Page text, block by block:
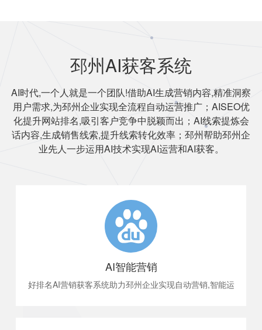
邳州AI获客系统
AI时代,一个人就是一个团队!借助AI生成营销内容,精准洞察
用户需求,为邳州企业实现全流程自动运营推广；AISEO优
化提升网站排名,吸引客户竞争中脱颖而出；AI线索提炼会
话内容,生成销售线索,提升线索转化效率；邳州帮助邳州企
业先人一步运用AI技术实现AI运营和AI获客。
AI智能营销
好排名AI营销获客系统助力邳州企业实现自动营销,智能运